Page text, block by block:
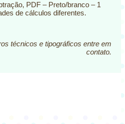
PDF – Preto/branco – 1
de cálculos diferentes.
técnicos e tipográficos entre em
contato.